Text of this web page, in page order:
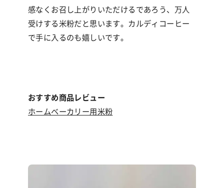
感なくお召し上がりいただけるであろう、万人
受けする米粉だと思います。カルディコーヒー
で手に入るのも嬉しいです。
おすすめ商品レビュー
ホームベーカリー用米粉